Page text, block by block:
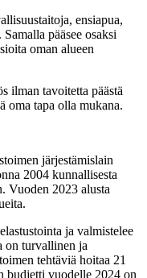
ensiapua,
pääsee osaksi
oman alueen
ilman tavoitetta päästä
oma tapa olla mukana.
järjestämislain
2004 kunnallisesta
Vuoden 2023 alusta
ja valmistelee
on turvallinen ja
tehtäviä hoitaa 21
budjetti vuodelle 2024 on